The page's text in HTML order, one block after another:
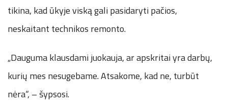
tikina, kad ūkyje viską gali pasidaryti pačios,
neskaitant technikos remonto.
„Dauguma klausdami juokauja, ar apskritai yra darbų,
kurių mes nesugebame. Atsakome, kad ne, turbūt
nėra“, – šypsosi.